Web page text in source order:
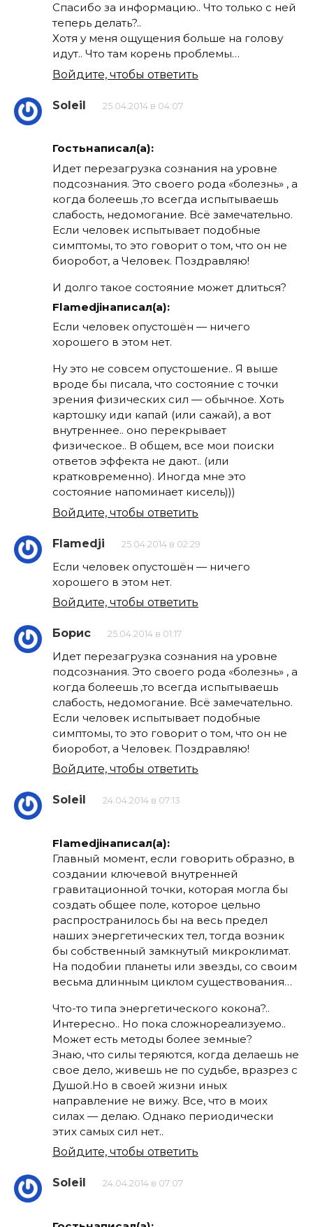
Спасибо за информацию.. Что только с ней
теперь делать?..
Хотя у меня ощущения больше на голову
идут.. Что там корень проблемы…
Войдите, чтобы ответить
Soleil 25.04.2014 в 04:07
Гостьнаписал(а):
Идет перезагрузка сознания на уровне
подсознания. Это своего рода «болезнь» , а
когда болеешь ,то всегда испытываешь
слабость, недомогание. Всё замечательно.
Если человек испытывает подобные
симптомы, то это говорит о том, что он не
биоробот, а Человек. Поздравляю!
И долго такое состояние может длиться?
Flamedjiнаписал(а):
Если человек опустошён — ничего
хорошего в этом нет.
Ну это не совсем опустошение.. Я выше
вроде бы писала, что состояние с точки
зрения физических сил — обычное. Хоть
картошку иди капай (или сажай), а вот
внутреннее.. оно перекрывает
физическое.. В общем, все мои поиски
ответов эффекта не дают.. (или
кратковременно). Иногда мне это
состояние напоминает кисель)))
Войдите, чтобы ответить
Flamedji 25.04.2014 в 02:29
Если человек опустошён — ничего
хорошего в этом нет.
Войдите, чтобы ответить
Борис 25.04.2014 в 01:17
Идет перезагрузка сознания на уровне
подсознания. Это своего рода «болезнь» , а
когда болеешь ,то всегда испытываешь
слабость, недомогание. Всё замечательно.
Если человек испытывает подобные
симптомы, то это говорит о том, что он не
биоробот, а Человек. Поздравляю!
Войдите, чтобы ответить
Soleil 24.04.2014 в 07:13
Flamedjiнаписал(а):
Главный момент, если говорить образно, в
создании ключевой внутренней
гравитационной точки, которая могла бы
создать общее поле, которое цельно
распространилось бы на весь предел
наших энергетических тел, тогда возник
бы собственный замкнутый микроклимат.
На подобии планеты или звезды, со своим
весьма длинным циклом существования…
Что-то типа энергетического кокона?..
Интересно.. Но пока сложнореализуемо..
Может есть методы более земные?
Знаю, что силы теряются, когда делаешь не
свое дело, живешь не по судьбе, вразрез с
Душой.Но в своей жизни иных
направление не вижу. Все, что в моих
силах — делаю. Однако периодически
этих самых сил нет..
Войдите, чтобы ответить
Soleil 24.04.2014 в 07:07